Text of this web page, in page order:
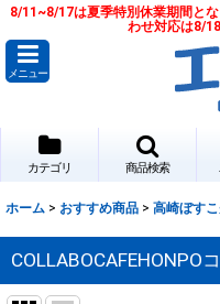
8/11~8/17は夏季特別休業期間と
わせ対応は8/
メニュー
カテゴリ 商品検索
ホーム > おすすめ商品 > 高崎ぼす
COLLABOCAFEHONPO